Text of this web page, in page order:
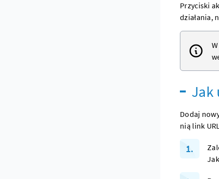
Przyciski
działania,
Jak
Dodaj
nią link